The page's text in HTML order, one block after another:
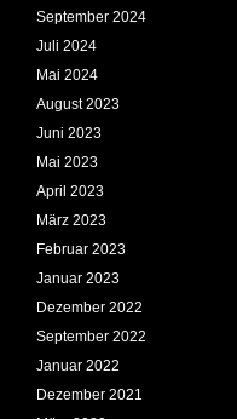
September 2024
Juli 2024
Mai 2024
August 2023
Juni 2023
Mai 2023
April 2023
März 2023
Februar 2023
Januar 2023
Dezember 2022
September 2022
Januar 2022
Dezember 2021